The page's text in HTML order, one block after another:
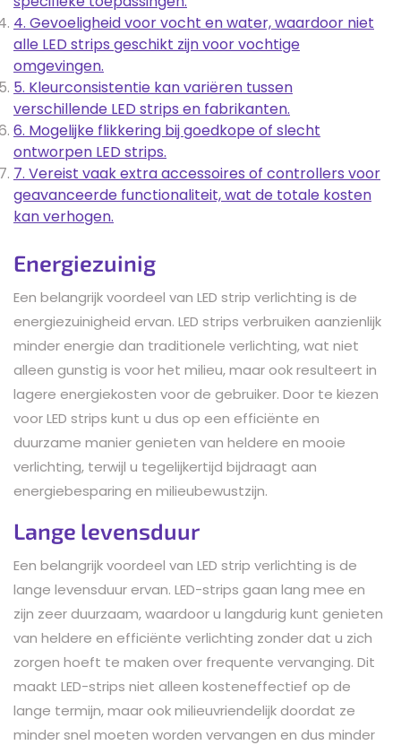
4. Gevoeligheid voor vocht en water, waardoor niet
alle LED strips geschikt zijn voor vochtige
omgevingen.
5. Kleurconsistentie kan variëren tussen
verschillende LED strips en fabrikanten.
6. Mogelijke flikkering bij goedkope of slecht
ontworpen LED strips.
7. Vereist vaak extra accessoires of controllers voor
geavanceerde functionaliteit, wat de totale kosten
kan verhogen.
Energiezuinig
Een belangrijk voordeel van LED strip verlichting is de
energiezuinigheid ervan. LED strips verbruiken aanzienlijk
minder energie dan traditionele verlichting, wat niet
alleen gunstig is voor het milieu, maar ook resulteert in
lagere energiekosten voor de gebruiker. Door te kiezen
voor LED strips kunt u dus op een efficiënte en
duurzame manier genieten van heldere en mooie
verlichting, terwijl u tegelijkertijd bijdraagt aan
energiebesparing en milieubewustzijn.
Lange levensduur
Een belangrijk voordeel van LED strip verlichting is de
lange levensduur ervan. LED-strips gaan lang mee en
zijn zeer duurzaam, waardoor u langdurig kunt genieten
van heldere en efficiënte verlichting zonder dat u zich
zorgen hoeft te maken over frequente vervanging. Dit
maakt LED-strips niet alleen kosteneffectief op de
lange termijn, maar ook milieuvriendelijk doordat ze
minder snel moeten worden vervangen en dus minder